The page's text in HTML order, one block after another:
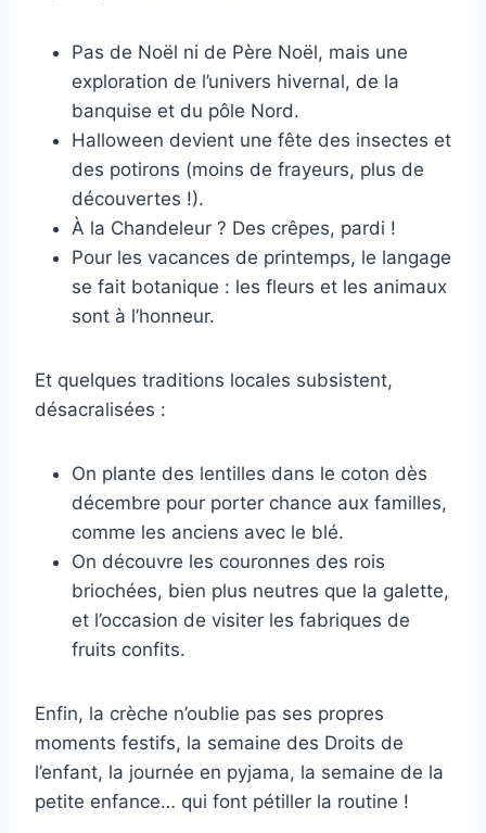
Pas de Noël ni de Père Noël, mais une
exploration de l’univers hivernal, de la
banquise et du pôle Nord.
Halloween devient une fête des insectes et
des potirons (moins de frayeurs, plus de
découvertes !).
À la Chandeleur ? Des crêpes, pardi !
Pour les vacances de printemps, le langage
se fait botanique : les fleurs et les animaux
sont à l’honneur.
Et quelques traditions locales subsistent,
désacralisées :
On plante des lentilles dans le coton dès
décembre pour porter chance aux familles,
comme les anciens avec le blé.
On découvre les couronnes des rois
briochées, bien plus neutres que la galette,
et l’occasion de visiter les fabriques de
fruits confits.
Enfin, la crèche n’oublie pas ses propres
moments festifs, la semaine des Droits de
l’enfant, la journée en pyjama, la semaine de la
petite enfance… qui font pétiller la routine !